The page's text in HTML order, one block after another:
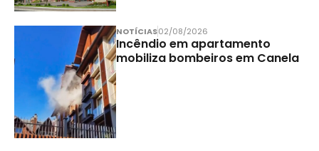
NOTÍCIAS02/08/2026
Incêndio em apartamento
mobiliza bombeiros em Canela